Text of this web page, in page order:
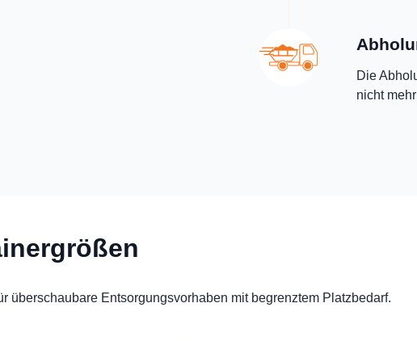
Die
nicht
überschaubare Entsorgungsvorhaben mit begrenztem Platzbedarf.